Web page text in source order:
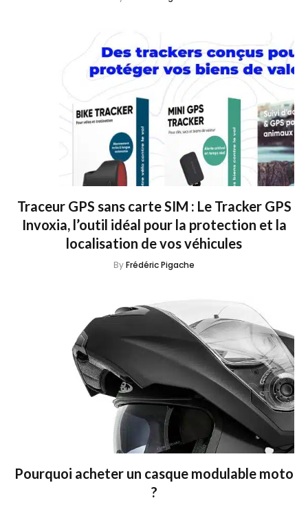
Traceur GPS sans carte SIM : Le Tracker GPS
Invoxia, l’outil idéal pour la protection et la
localisation de vos véhicules
ByFrédéric Pigache
Pourquoi acheter un casque modulable moto
?